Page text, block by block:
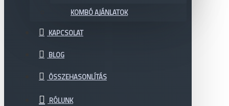
KOMBÓ AJÁNLATOK
KAPCSOLAT
BLOG
ÖSSZEHASONLÍTÁS
RÓLUNK